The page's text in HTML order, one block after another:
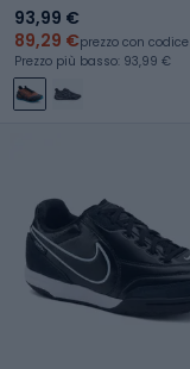
93,99 €
89,29 €prezzo con codice
Prezzo più basso: 93,99 €